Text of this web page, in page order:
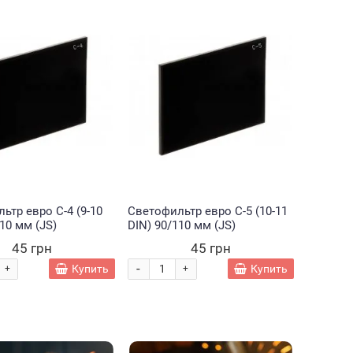
Набор
двусторонних
(HA-228)
Набор
двусторонних
для рисования
Купить
евро С-4 (9-10
мм (JS)
45 грн
+ Купить
Светофильтр евро С-5 (10-11
DIN) 90/110 мм (JS)
45 грн
+
- Купить